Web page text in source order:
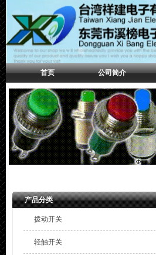
首页 公司简介
产品分类
拨动开关
轻触开关